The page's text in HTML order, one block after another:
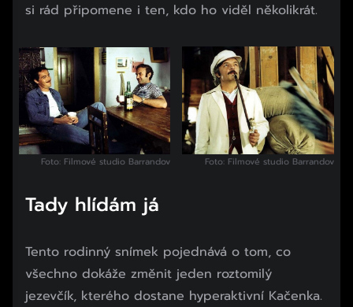
si rád připomene i ten, kdo ho viděl několikrát.
Foto: Filmové studio Barrandov Foto: Filmové studio Barrandov
Tady hlídám já
Tento rodinný snímek pojednává o tom, co
všechno dokáže změnit jeden roztomilý
jezevčík, kterého dostane hyperaktivní Kačenka.